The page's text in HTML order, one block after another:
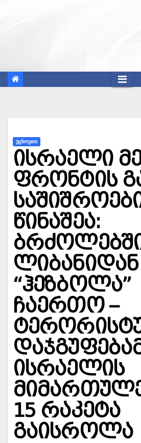
ᲣᲪᲮᲝᲔᲗᲘ
ისრაელი
ფრონტის
წინაშეა:
ლიბანიდან
“ჰეზბოლა”
ჩაერთო –
ისრაელის
15 რაკეტა
გაისროლა